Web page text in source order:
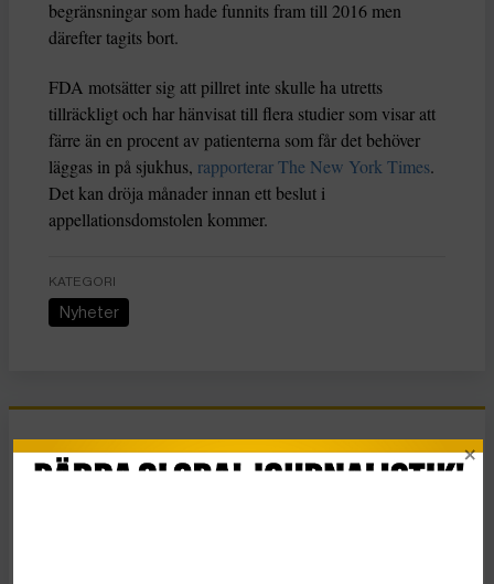
begränsningar som hade funnits fram till 2016 men
därefter tagits bort.
FDA motsätter sig att pillret inte skulle ha utretts
tillräckligt och har hänvisat till flera studier som visar att
färre än en procent av patienterna som får det behöver
läggas in på sjukhus, rapporterar The New York Times.
Det kan dröja månader innan ett beslut i
appellationsdomstolen kommer.
KATEGORI
Nyheter
Essä